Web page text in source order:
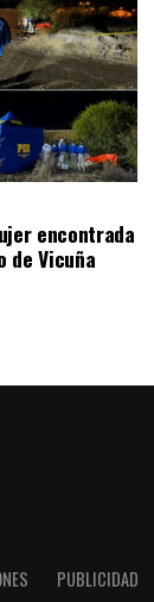
encontrada
de Vicuña
PUBLICIDAD